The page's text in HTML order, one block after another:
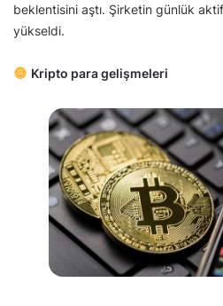
beklentisini aştı. Şirketin günlük aktif
yükseldi.
Kripto para gelişmeleri